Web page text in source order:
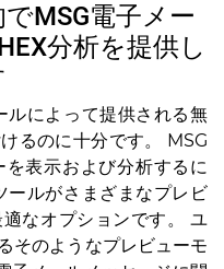
MSG電子メー
分析を提供し
ルによって提供される無
るのに十分です。 MSG
表示および分析するに
ールがさまざまなプレビ
なオプションです。 ユ
そのようなプレビューモ